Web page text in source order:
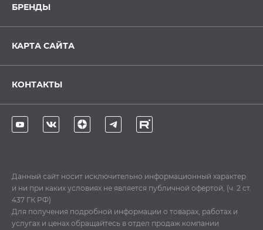
БРЕНДЫ
КАРТА САЙТА
КОНТАКТЫ
Данный сайт носит исключительно информационный характер
и ни при каких условиях не является публичной офертой, (ч. 2 ст.
437 ГК РФ)
Для получения подробной информации о товарах, работах и
услугах и ценах обращайтесь в отдел продаж компании